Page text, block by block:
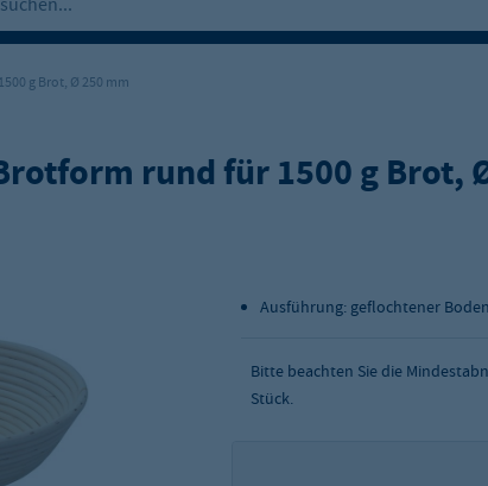
g Brot, Ø 250 mm
rund für 1500 g Brot,
Ausführung: geflochtener Boden
Bitte beachten Sie die
Stück.